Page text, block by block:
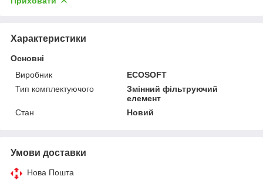
Характеристики
Основні
Виробник
ECOSOFT
Тип комплектуючого
Змінний фільтруючий
елемент
Стан
Новий
Умови доставки
Нова Пошта